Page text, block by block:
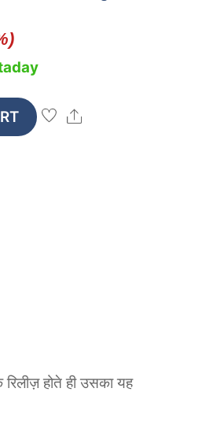
Share
होते ही उसका यह